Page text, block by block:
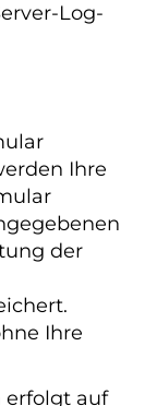
Log-
Ihre
der
Ihre
erfolgt auf